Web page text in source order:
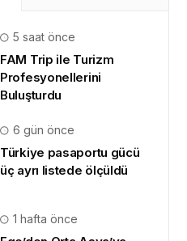
5 saat önce
FAM Trip ile Turizm
Profesyonellerini
Buluşturdu
6 gün önce
Türkiye pasaportu gücü
üç ayrı listede ölçüldü
1 hafta önce